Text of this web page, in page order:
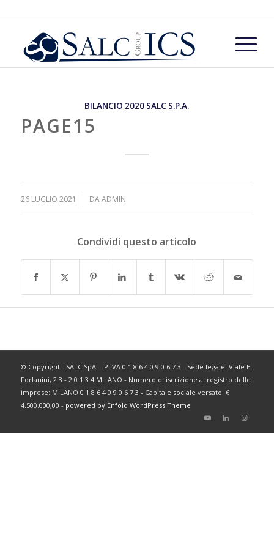
BILANCIO 2020 SALC S.P.A.
PAGE15
26 LUGLIO 2021 DAADMIN
Condividi questo articolo
© Copyright - SALC SpA. - P.IVA 0 1 8 6 4 0 9 0 6 7 3 - Sede legale: Viale E.
Forlanini, 2 3 - 2 0 1 3 4 MILANO - Numero di iscrizione al registro delle
imprese: MILANO 0 1 8 6 4 0 9 0 6 7 3 - Capitale sociale versato: €
4.500.000,00 - powered by Enfold WordPress Theme